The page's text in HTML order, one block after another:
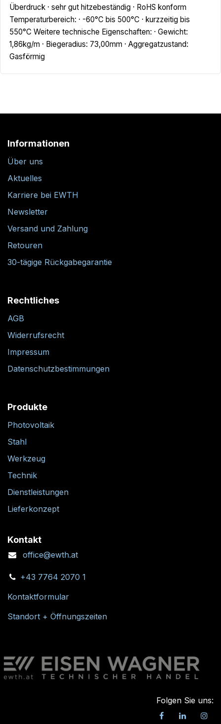
Überdruck · sehr gut hitzebeständig · RoHS konform
Temperaturbereich: · -60°C bis 500°C · kurzzeitig bis
550°C Weitere technische Eigenschaften: · Gewicht:
1,86kg/m · Biegeradius: 73,00mm · Aggregatzustand:
Gasförmig
Informationen
Über uns
Aktuelles
Karriere bei EWTH
Newsletter
Versand und Zahlung
Retouren
30-tägige Rückgabegarantie
Rechtliches
AGB
Widerrufsrecht
Impressum
Datenschutzbestimmungen
Produkte
Photovoltaik
Stahl
Werkzeug
Technik
Dienstleistungen
Lieferkonzept
Kontakt
office@ewth.at
+43 7764 2070 1
Kontaktformular
Standort + Öffnungszeiten
Folgen Sie uns: